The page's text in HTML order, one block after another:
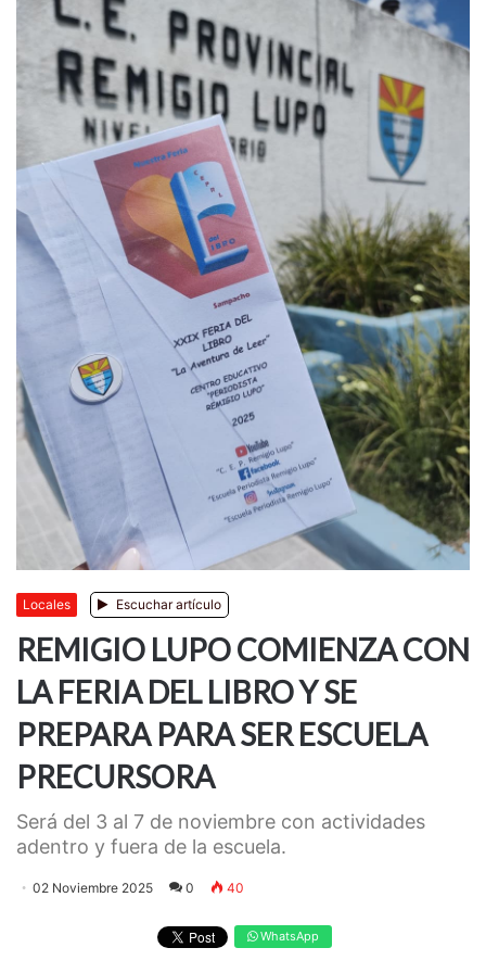
Locales Escuchar artículo
REMIGIO LUPO COMIENZA CON
LA FERIA DEL LIBRO Y SE
PREPARA PARA SER ESCUELA
PRECURSORA
Será del 3 al 7 de noviembre con actividades
adentro y fuera de la escuela.
02 Noviembre 2025 0 40
WhatsApp